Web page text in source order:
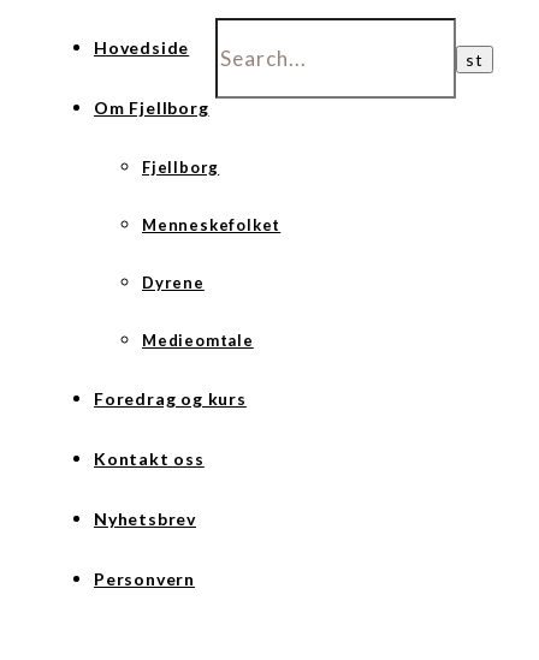
Hovedside
Om Fjellborg
Fjellborg
Menneskefolket
Dyrene
Medieomtale
Foredrag og kurs
Kontakt oss
Nyhetsbrev
Personvern